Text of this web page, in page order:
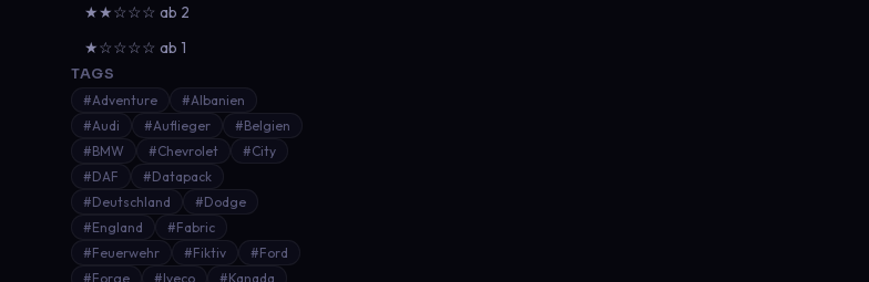
★★☆☆☆ ab 2
★☆☆☆☆ ab 1
TAGS
#Adventure
#Albanien
#Audi
#Auflieger
#Belgien
#BMW
#Chevrolet
#City
#DAF
#Datapack
#Deutschland
#Dodge
#England
#Fabric
#Feuerwehr
#Fiktiv
#Ford
#Forge
#Iveco
#Kanada